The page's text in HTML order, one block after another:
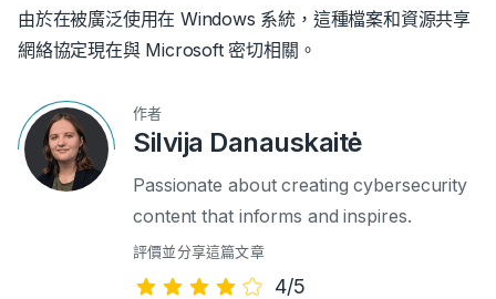
由於在被廣泛使用在 Windows 系統，這種檔案和資源共享
網絡協定現在與 Microsoft 密切相關。
作者
Silvija Danauskaitė
Passionate about creating cybersecurity
content that informs and inspires.
評價並分享這篇文章
4/5